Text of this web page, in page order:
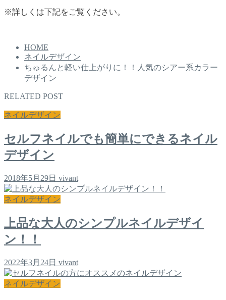
※詳しくは下記をご覧ください。
HOME
ネイルデザイン
ちゅるんと軽い仕上がりに！！人気のシアー系カラー
デザイン
RELATED POST
ネイルデザイン
セルフネイルでも簡単にできるネイル
デザイン
2018年5月29日 vivant
ネイルデザイン
上品な大人のシンプルネイルデザイ
ン！！
2022年3月24日 vivant
ネイルデザイン